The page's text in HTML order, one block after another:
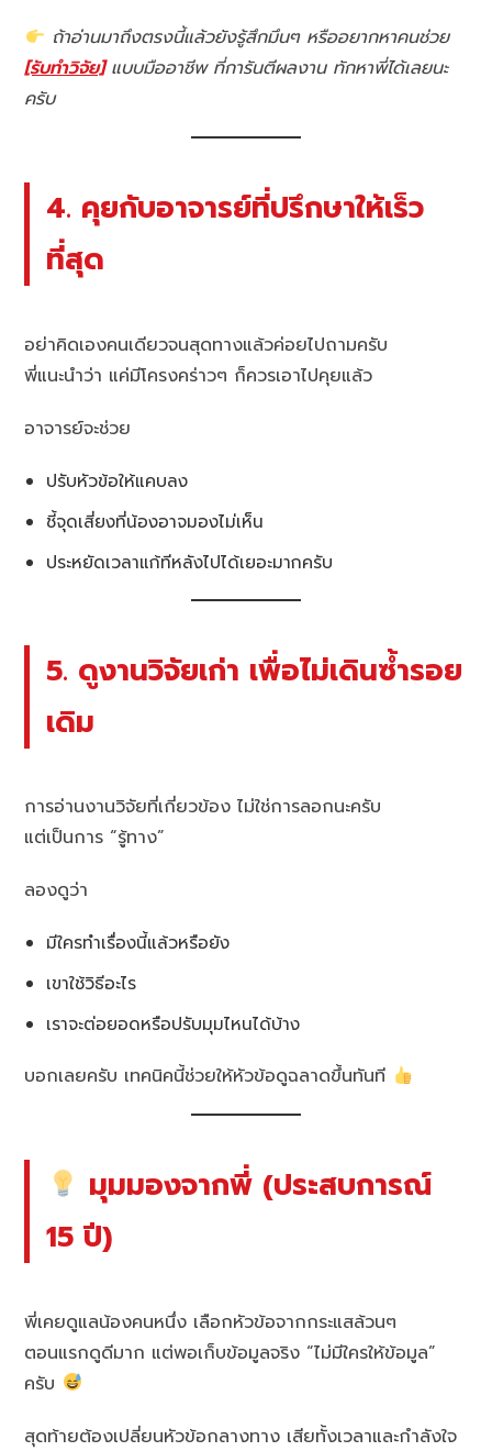
ถ้าอ่านมาถึงตรงนี้แล้วยังรู้สึกมึนๆ หรืออยากหาคนช่วย
[รับทำวิจัย]แบบมืออาชีพ ที่การันตีผลงาน ทักหาพี่ได้เลยนะ
ครับ
4. คุยกับอาจารย์ที่ปรึกษาให้เร็ว
ที่สุด
อย่าคิดเองคนเดียวจนสุดทางแล้วค่อยไปถามครับ
พี่แนะนำว่า แค่มีโครงคร่าวๆ ก็ควรเอาไปคุยแล้ว
อาจารย์จะช่วย
ปรับหัวข้อให้แคบลง
ชี้จุดเสี่ยงที่น้องอาจมองไม่เห็น
ประหยัดเวลาแก้ทีหลังไปได้เยอะมากครับ
5. ดูงานวิจัยเก่า เพื่อไม่เดินซ้ำรอย
เดิม
การอ่านงานวิจัยที่เกี่ยวข้อง ไม่ใช่การลอกนะครับ
แต่เป็นการ “รู้ทาง”
ลองดูว่า
มีใครทำเรื่องนี้แล้วหรือยัง
เขาใช้วิธีอะไร
เราจะต่อยอดหรือปรับมุมไหนได้บ้าง
บอกเลยครับ เทคนิคนี้ช่วยให้หัวข้อดูฉลาดขึ้นทันที
มุมมองจากพี่ (ประสบการณ์
15 ปี)
พี่เคยดูแลน้องคนหนึ่ง เลือกหัวข้อจากกระแสล้วนๆ
ตอนแรกดูดีมาก แต่พอเก็บข้อมูลจริง “ไม่มีใครให้ข้อมูล”
ครับ
สุดท้ายต้องเปลี่ยนหัวข้อกลางทาง เสียทั้งเวลาและกำลังใจ